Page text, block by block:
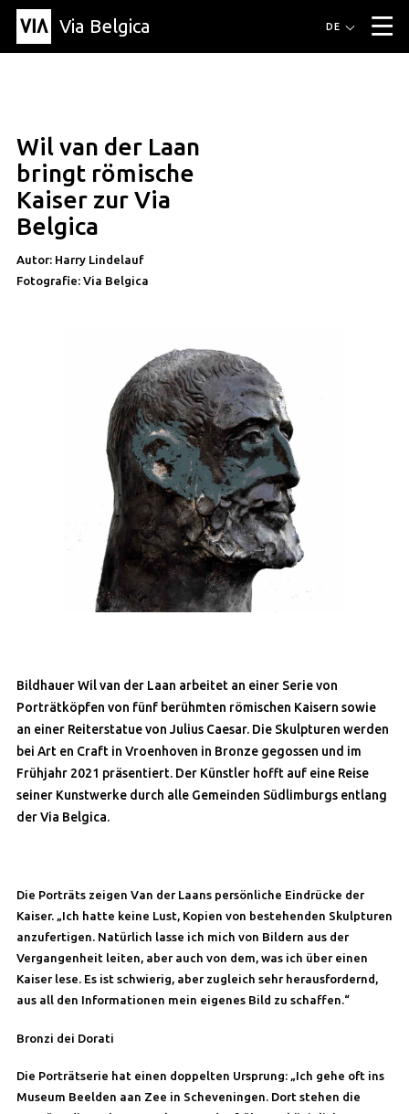
Via Belgica ▼
Artikel
Bildung
Rezept
Freunde
Über Via Belgica
Über Via Belgica
Der Reiseführer
Organisation
DE
Wil van der Laan
bringt römische
Kaiser zur Via
Belgica
Autor: Harry Lindelauf
Fotografie: Via Belgica
Bildhauer Wil van der Laan arbeitet an einer Serie von
Porträtköpfen von fünf berühmten römischen Kaisern sowie
an einer Reiterstatue von Julius Caesar. Die Skulpturen werden
bei Art en Craft in Vroenhoven in Bronze gegossen und im
Frühjahr 2021 präsentiert. Der Künstler hofft auf eine Reise
seiner Kunstwerke durch alle Gemeinden Südlimburgs entlang
der Via Belgica.
Die Porträts zeigen Van der Laans persönliche Eindrücke der
Kaiser. „Ich hatte keine Lust, Kopien von bestehenden Skulpturen
anzufertigen. Natürlich lasse ich mich von Bildern aus der
Vergangenheit leiten, aber auch von dem, was ich über einen
Kaiser lese. Es ist schwierig, aber zugleich sehr herausfordernd,
aus all den Informationen mein eigenes Bild zu schaffen.“
Bronzi dei Dorati
Die Porträtserie hat einen doppelten Ursprung: „Ich gehe oft ins
Museum Beelden aan Zee in Scheveningen. Dort stehen die